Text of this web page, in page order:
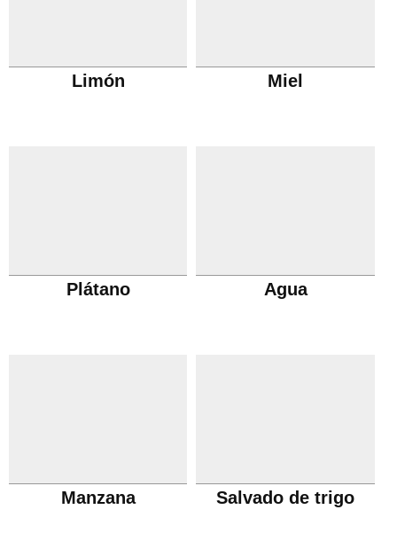
Limón Miel
Plátano Agua
Manzana Salvado de trigo